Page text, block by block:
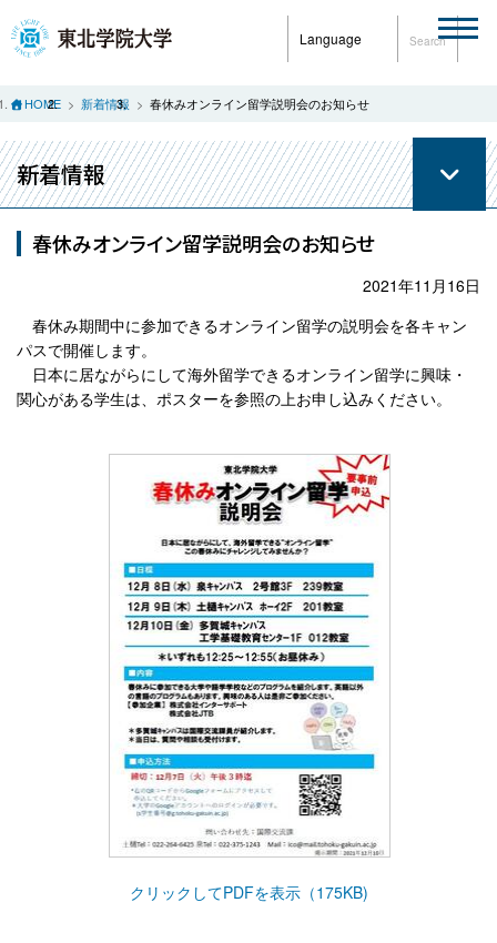
Language Search
HOME 新着情報 春休みオンライン留学説明会のお知らせ
新着情報
春休みオンライン留学説明会のお知らせ
2021年11月16日
春休み期間中に参加できるオンライン留学の説明会を各キャン
パスで開催します。
日本に居ながらにして海外留学できるオンライン留学に興味・
関心がある学生は、ポスターを参照の上お申し込みください。
クリックしてPDFを表示（175KB)